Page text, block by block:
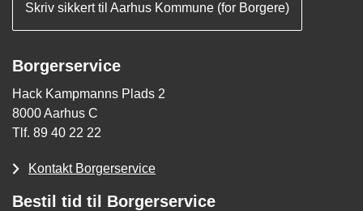
Skriv sikkert til Aarhus Kommune (for Borgere)
Borgerservice
Hack Kampmanns Plads 2
8000 Aarhus C
Tlf. 89 40 22 22
Kontakt Borgerservice
Bestil tid til Borgerservice